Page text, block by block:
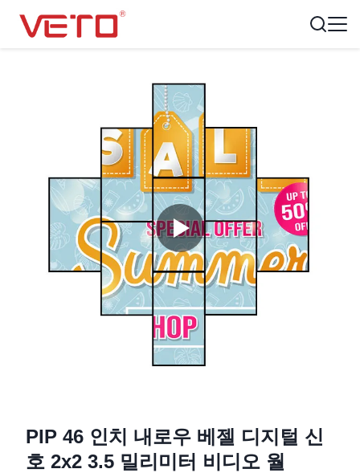
PIP 46 인치 내로우 베젤 디지털 신
호 2x2 3.5 밀리미터 비디오 월